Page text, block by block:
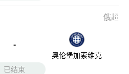
俄超
-
奥伦堡加索维克
已结束